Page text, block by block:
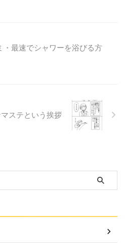
・最速でシャワーを浴びる方
ステという挨拶